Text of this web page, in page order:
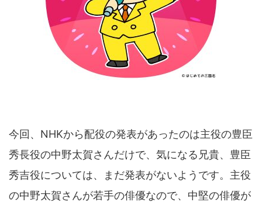
今回、NHKから配役の発表があったのは主役の豊臣
秀長役の中野太賀さんだけで、気になる兄貴、豊臣
秀吉役については、まだ発表がないようです。主役
の中野太賀さんが若手の俳優なので、中堅の俳優が